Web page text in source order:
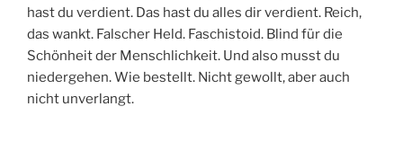
hast du verdient. Das hast du alles dir verdient. Reich,
das wankt. Falscher Held. Faschistoid. Blind für die
Schönheit der Menschlichkeit. Und also musst du
niedergehen. Wie bestellt. Nicht gewollt, aber auch
nicht unverlangt.